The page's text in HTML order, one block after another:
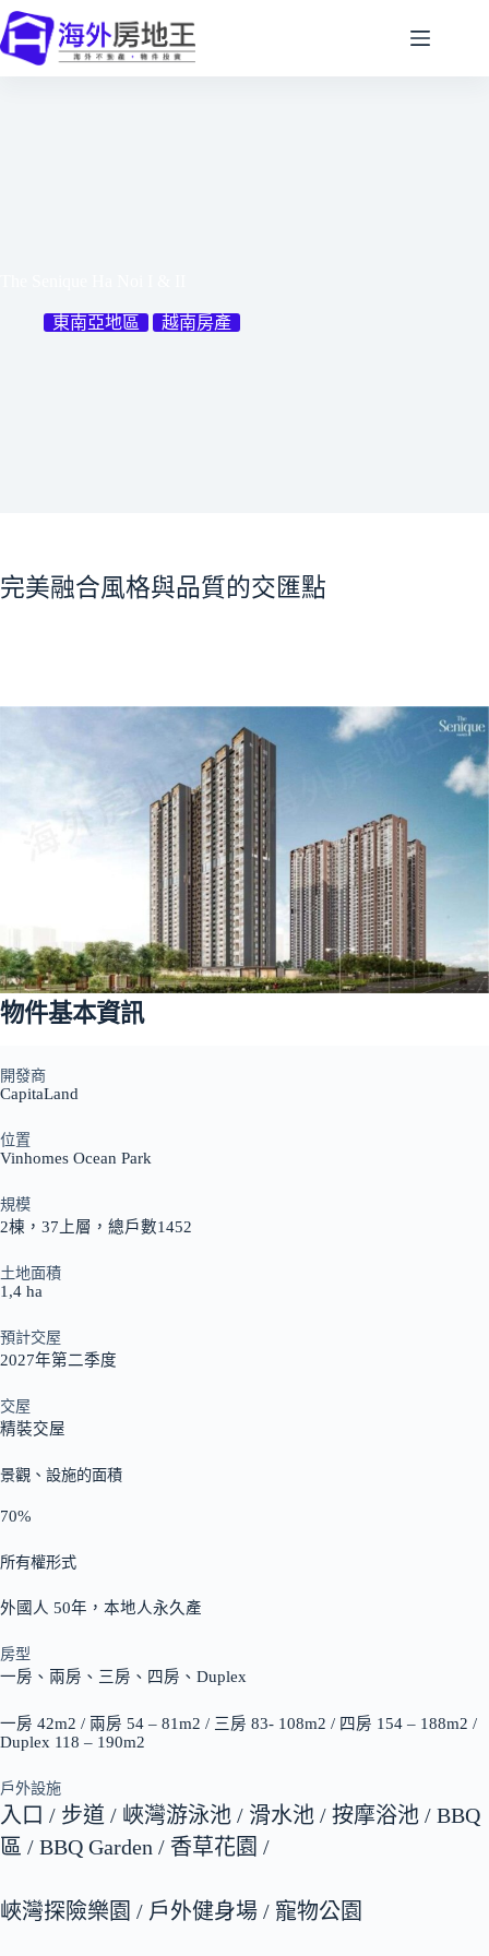
跳
至
東南亞地區 越南房產
完美融合風格與品質的交匯點
物件基本資訊
開發商
CapitaLand
位置
Vinhomes Ocean Park
規模
2棟，37上層，總戶數1452
土地面積
1,4 ha
預計交屋
2027年第二季度
交屋
精裝交屋
景觀、設施的面積
70%
所有權形式
外國人 50年，本地人永久產
房型
一房、兩房、三房、四房、Duplex
一房 42m2 / 兩房 54 – 81m2 / 三房 83- 108m2 / 四房 154 – 188m2 /
Duplex 118 – 190m2
戶外設施
入口 / 步道 / 峽灣游泳池 / 滑水池 / 按摩浴池 / BBQ
區 / BBQ Garden / 香草花園 /
峽灣探險樂園 / 戶外健身場 / 寵物公園